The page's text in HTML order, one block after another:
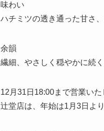
味わい
ハチミツの透き通った甘さ
余韻
繊細、やさしく穏やかに続
12月31日18:00まで営業いた
辻堂店は、年始は1月3日よ